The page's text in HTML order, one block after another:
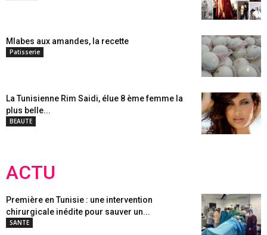
Mlabes aux amandes, la recette
Patisserie
La Tunisienne Rim Saidi, élue 8 ème femme la
plus belle...
BEAUTE
ACTU
Première en Tunisie : une intervention
chirurgicale inédite pour sauver un...
SANTE